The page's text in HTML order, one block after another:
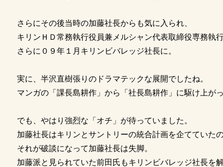
さらにその後当時の加藤社長からも気に入られ、
キリンＨＤ常務執行役員兼メルシャン代表取締役専務執
さらに０９年１月キリンビバレッジ社長に。
実に、半沢直樹張りのドラマテックな展開でしたね。
マンガの「課長島耕作」から「社長島耕作」に駆け上が
でも、やはり強烈な「オチ」が待っていました。
加藤社長はキリンとサントリーの統合計画を企てていた
それが破談になって加藤社長は失脚。
加藤派と見られていた前田氏もキリンビバレッジ社長を